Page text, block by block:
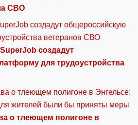
СВО
создадут
для трудоустройства
о тлеющем полигоне в